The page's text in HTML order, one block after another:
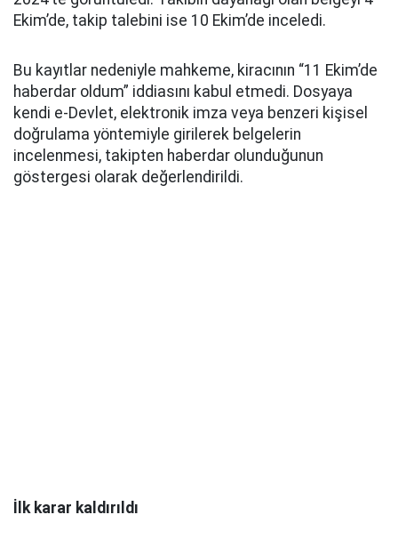
Ekim’de, takip talebini ise 10 Ekim’de inceledi.
Bu kayıtlar nedeniyle mahkeme, kiracının “11 Ekim’de
haberdar oldum” iddiasını kabul etmedi. Dosyaya
kendi e-Devlet, elektronik imza veya benzeri kişisel
doğrulama yöntemiyle girilerek belgelerin
incelenmesi, takipten haberdar olunduğunun
göstergesi olarak değerlendirildi.
İlk karar kaldırıldı